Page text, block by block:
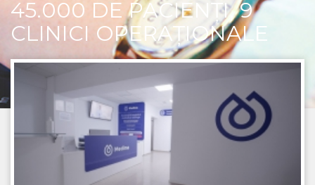
45.000 DE PACIENȚI, 9
CLINICI OPERAȚIONALE